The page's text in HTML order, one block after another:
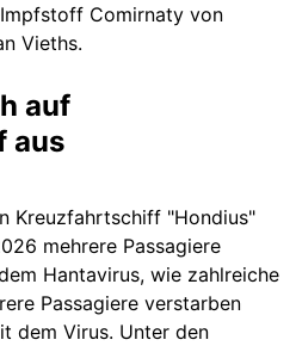
Comirnaty von
Vieths.
auf
aus
Kreuzfahrtschiff "Hondius"
mehrere Passagiere
Hantavirus, wie zahlreiche
Passagiere verstarben
dem Virus. Unter den